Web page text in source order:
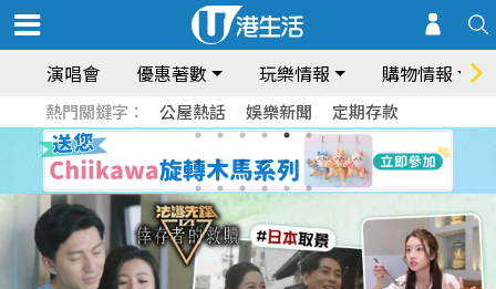
演唱會 優惠著數 玩樂情報 購物情報
熱門關鍵字： 公屋熱話 娛樂新聞 定期存款